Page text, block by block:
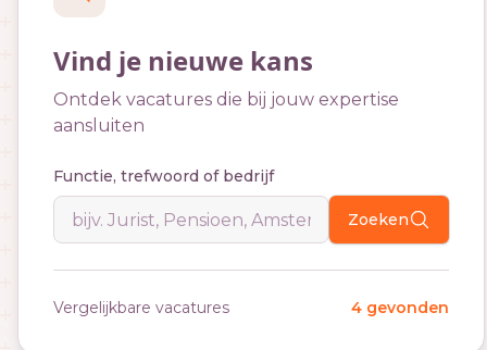
Vind je nieuwe kans
Ontdek vacatures die bij jouw expertise
aansluiten
Functie, trefwoord of bedrijf
Zoeken
Vergelijkbare vacatures 4 gevonden